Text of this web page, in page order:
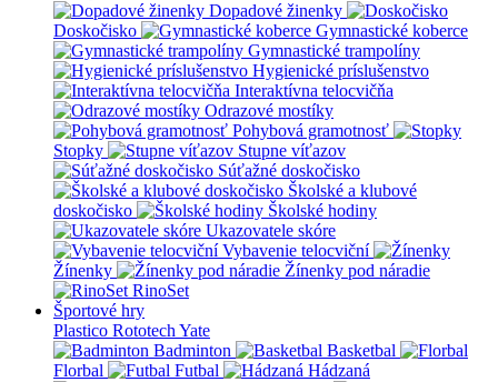
Dopadové žinenky
Doskočisko
Gymnastické koberce
Gymnastické trampolíny
Hygienické príslušenstvo
Interaktívna telocvičňa
Odrazové mostíky
Pohybová gramotnosť
Stopky
Stupne víťazov
Súťažné doskočisko
Školské a klubové
doskočisko
Školské hodiny
Ukazovatele skóre
Vybavenie telocviční
Žínenky
Žínenky pod náradie
RinoSet
Športové hry
Plastico Rototech Yate
Badminton
Basketbal
Florbal
Futbal
Hádzaná